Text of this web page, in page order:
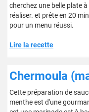
cherchez une belle plate
réaliser. et prête en 20
pour un menu réussi.
Lire la recette
Chermoula
Cette préparation de
menthe est d'une